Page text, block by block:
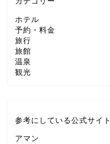
ホテル
予約・料金
旅行
旅館
温泉
観光
参考にしている公式サイト
アマン